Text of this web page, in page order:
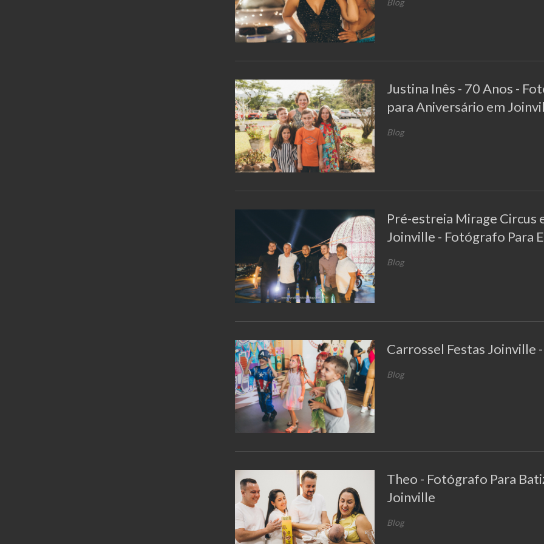
Justina Inês - 70 Anos -
para Aniversário em
Blog
Pré-estreia Mirage Circus
Joinville - Fotógrafo Para
Blog
Carrossel Festas Joinville
Blog
Theo - Fotógrafo Para
Joinville
Blog